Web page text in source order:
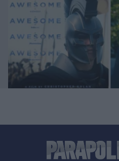
υποβάλλουν αιτήσεις την
Πότε λήγει η προθεσμία